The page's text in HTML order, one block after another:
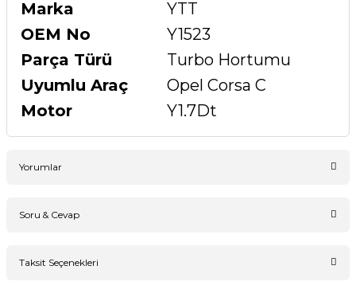
Marka
YTT
OEM No
Y1523
Parça Türü
Turbo Hortumu
Uyumlu Araç
Opel Corsa C
Motor
Y1.7Dt
Yorumlar
Soru & Cevap
Taksit Seçenekleri